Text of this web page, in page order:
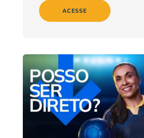
ACESSE